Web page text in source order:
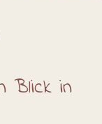
Blick in